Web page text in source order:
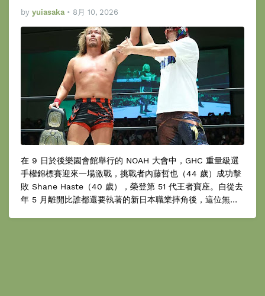
by yuiasaka • 8月 10, 2026
在 9 日於後樂園會館舉行的 NOAH 大會中，GHC 重量級選
手權錦標賽迎來一場激戰，挑戰者內藤哲也（44 歲）成功擊
敗 Shane Haste（40 歲），榮登第 51 代王者寶座。自從去
年 5 月離開比誰都還要執著的新日本職業摔角後，這位無法